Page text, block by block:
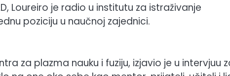
Loureiro je radio u institutu za istraživanje
poziciju u naučnoj zajednici.
za plazma nauku i fuziju, izjavio je u intervjuu